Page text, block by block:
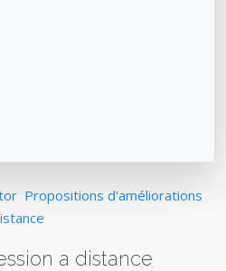
Propositions d'améliorations
a distance